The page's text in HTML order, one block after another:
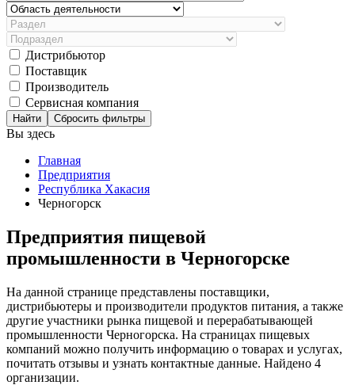
Дистрибьютор
Поставщик
Производитель
Сервисная компания
Сбросить фильтры
Вы здесь
Главная
Предприятия
Республика Хакасия
Черногорск
Предприятия пищевой
промышленности в Черногорске
На данной странице представлены поставщики,
дистрибьютеры и производители продуктов питания, а также
другие участники рынка пищевой и перерабатывающей
промышленности Черногорска. На страницах пищевых
компаний можно получить информацию о товарах и услугах,
почитать отзывы и узнать контактные данные. Найдено 4
организации.